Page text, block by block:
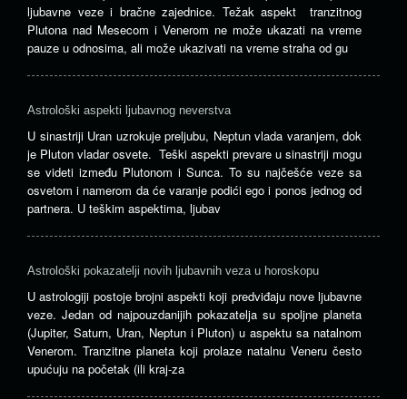
ljubavne veze i bračne zajednice. Težak aspekt tranzitnog
Plutona nad Mesecom i Venerom ne može ukazati na vreme
pauze u odnosima, ali može ukazivati ​​na vreme straha od gu
Astrološki aspekti ljubavnog neverstva
U sinastriji Uran uzrokuje preljubu, Neptun vlada varanjem, dok
je Pluton vladar osvete. Teški aspekti prevare u sinastriji mogu
se videti između Plutonom i Sunca. To su najčešće veze sa
osvetom i namerom da će varanje podići ego i ponos jednog od
partnera. U teškim aspektima, ljubav
Astrološki pokazatelji novih ljubavnih veza u horoskopu
U astrologiji postoje brojni aspekti koji predviđaju nove ljubavne
veze. Jedan od najpouzdanijih pokazatelja su spoljne planeta
(Jupiter, Saturn, Uran, Neptun i Pluton) u aspektu sa natalnom
Venerom. Tranzitne planeta koji prolaze ​​natalnu Veneru često
upućuju na početak (ili kraj-za